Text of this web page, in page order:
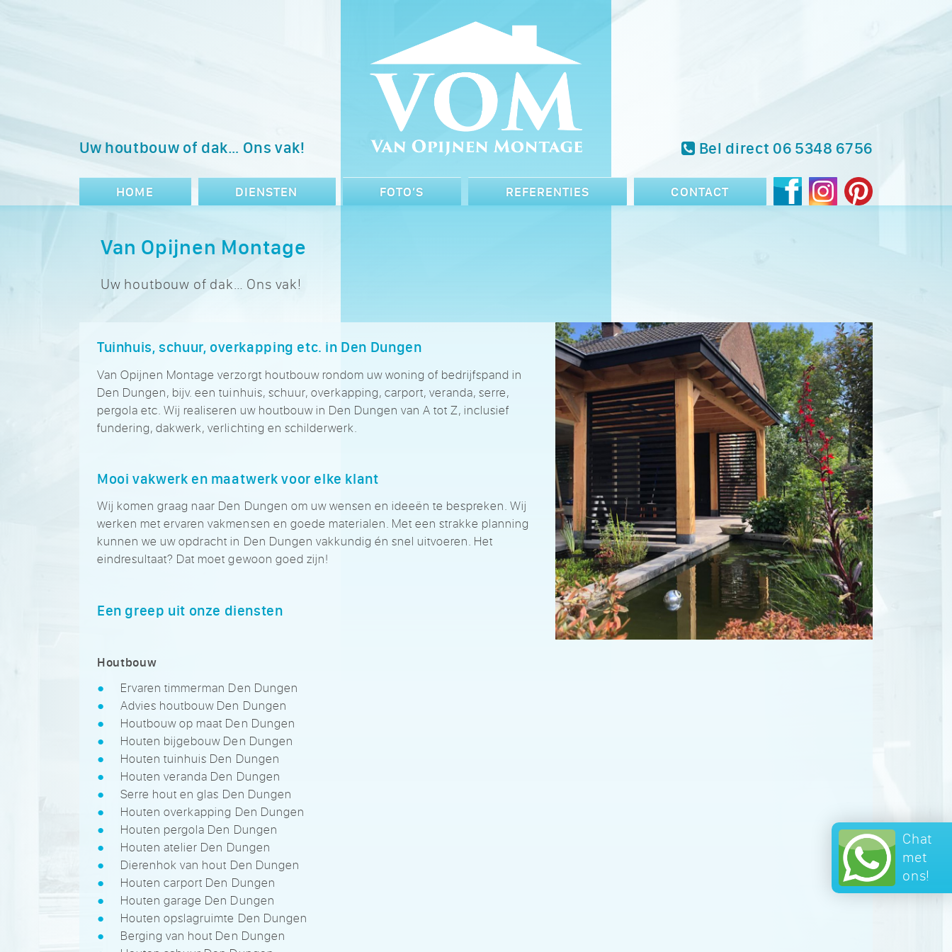
Chat
met
ons!
Uw houtbouw of dak… Ons vak! Bel direct 06 5348 6756
HOME DIENSTEN FOTO’S REFERENTIES CONTACT
Van Opijnen Montage
Uw houtbouw of dak… Ons vak!
Tuinhuis, schuur, overkapping etc. in Den Dungen
Van Opijnen Montage verzorgt houtbouw rondom uw woning of bedrijfspand in
Den Dungen, bijv. een tuinhuis, schuur, overkapping, carport, veranda, serre,
pergola etc. Wij realiseren uw houtbouw in Den Dungen van A tot Z, inclusief
fundering, dakwerk, verlichting en schilderwerk.
Mooi vakwerk en maatwerk voor elke klant
Wij komen graag naar Den Dungen om uw wensen en ideeën te bespreken. Wij
werken met ervaren vakmensen en goede materialen. Met een strakke planning
kunnen we uw opdracht in Den Dungen vakkundig én snel uitvoeren. Het
eindresultaat? Dat moet gewoon goed zijn!
Een greep uit onze diensten
Houtbouw
Ervaren timmerman Den Dungen
Advies houtbouw Den Dungen
Houtbouw op maat Den Dungen
Houten bijgebouw Den Dungen
Houten tuinhuis Den Dungen
Houten veranda Den Dungen
Serre hout en glas Den Dungen
Houten overkapping Den Dungen
Houten pergola Den Dungen
Houten atelier Den Dungen
Dierenhok van hout Den Dungen
Houten carport Den Dungen
Houten garage Den Dungen
Houten opslagruimte Den Dungen
Berging van hout Den Dungen